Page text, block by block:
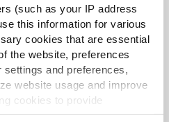
(such as your IP address
this information for various
cookies that are essential
the website, preferences
and preferences,
website usage and improve
cookies to provide
näkemyksiä: paranna
ja noudettaessa,
laitteistorajoitteilla. Erotu
SureCrisp MAXilla